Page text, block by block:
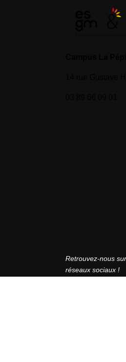
Retrouvez-nous
réseaux sociaux !